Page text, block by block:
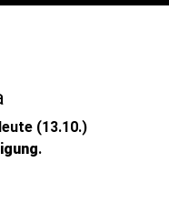
(13.10.)
.